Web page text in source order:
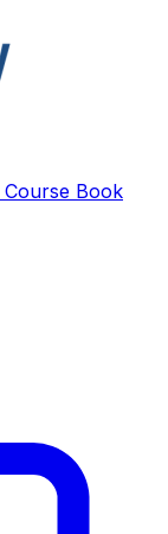
Course Book